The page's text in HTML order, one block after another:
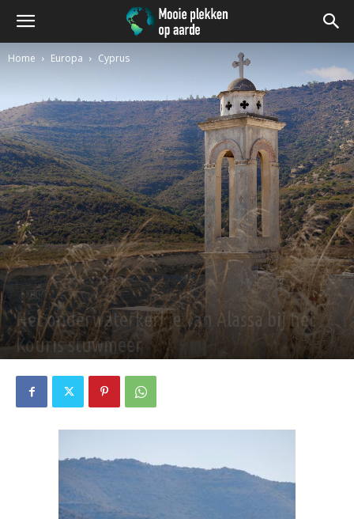
Home Europa Cyprus
Cyprus
Het onderwaterkerkje van Alassa bij het
Kouris stuwmeer